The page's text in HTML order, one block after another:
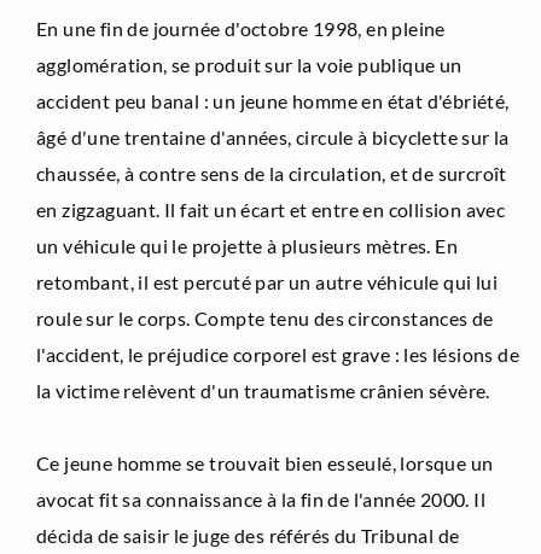
En une fin de journée d'octobre 1998, en pleine
agglomération, se produit sur la voie publique un
accident peu banal : un jeune homme en état d'ébriété,
âgé d'une trentaine d'années, circule à bicyclette sur la
chaussée, à contre sens de la circulation, et de surcroît
en zigzaguant. Il fait un écart et entre en collision avec
un véhicule qui le projette à plusieurs mètres. En
retombant, il est percuté par un autre véhicule qui lui
roule sur le corps. Compte tenu des circonstances de
l'accident, le préjudice corporel est grave : les lésions de
la victime relèvent d'un traumatisme crânien sévère.
Ce jeune homme se trouvait bien esseulé, lorsque un
avocat fit sa connaissance à la fin de l'année 2000. Il
décida de saisir le juge des référés du Tribunal de